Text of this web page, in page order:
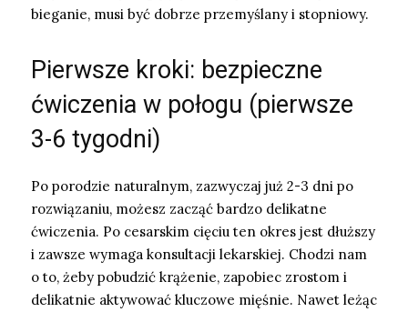
bieganie, musi być dobrze przemyślany i stopniowy.
Pierwsze kroki: bezpieczne
ćwiczenia w połogu (pierwsze
3-6 tygodni)
Po porodzie naturalnym, zazwyczaj już 2-3 dni po
rozwiązaniu, możesz zacząć bardzo delikatne
ćwiczenia. Po cesarskim cięciu ten okres jest dłuższy
i zawsze wymaga konsultacji lekarskiej. Chodzi nam
o to, żeby pobudzić krążenie, zapobiec zrostom i
delikatnie aktywować kluczowe mięśnie. Nawet leżąc